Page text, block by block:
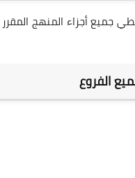
جميع أجزاء المنهج